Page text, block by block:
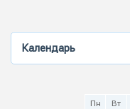
Календарь
Пн Вт